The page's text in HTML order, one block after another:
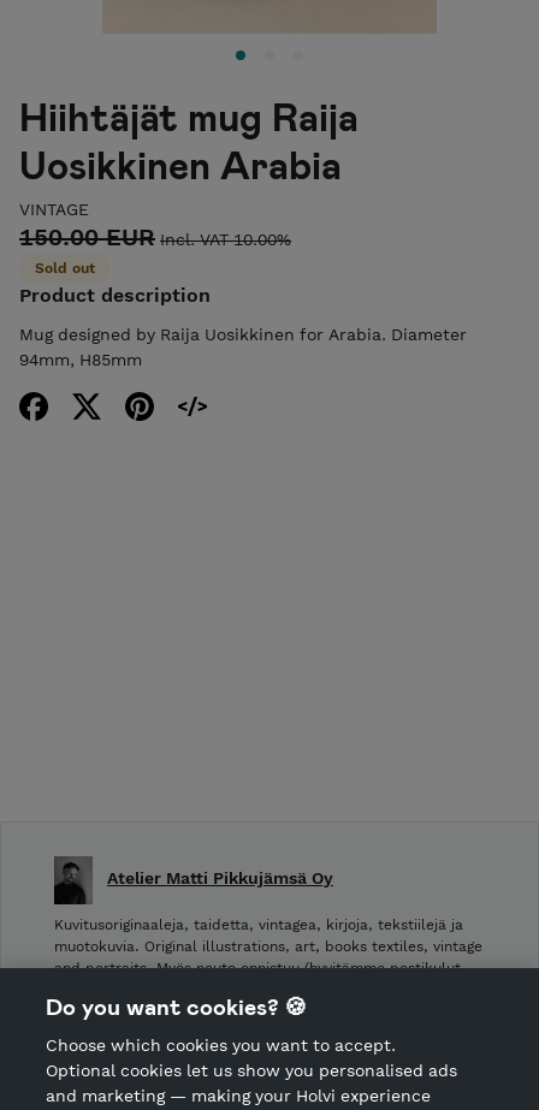
Hiihtäjät mug Raija
Uosikkinen Arabia
VINTAGE
150.00 EUR Incl. VAT 10.00%
Sold out
Product description
Mug designed by Raija Uosikkinen for Arabia. Diameter
94mm, H85mm
Atelier Matti Pikkujämsä Oy
Kuvitusoriginaaleja, taidetta, vintagea, kirjoja, tekstiilejä ja
muotokuvia. Original illustrations, art, books textiles, vintage
and portraits. Myös nouto onnistuu (hyvitämme postikulut
CANCEL ORDER
Do you want cookies? 🍪
Choose which cookies you want to accept.
Optional cookies let us show you personalised ads
and marketing — making your Holvi experience